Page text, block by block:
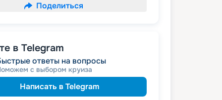
Поделиться
в Telegram
ответы на вопросы
с выбором круиза
Написать в Telegram